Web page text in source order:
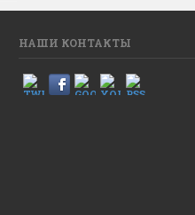
НАШИ КОНТАКТЫ